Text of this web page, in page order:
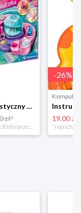
Zestaw artystyczny Clementoni Crazy chic Odjazdowe paznokcie 78771
zł*
*najniższa cena z 30 dni przed obniżką
-26%
19.00 zł